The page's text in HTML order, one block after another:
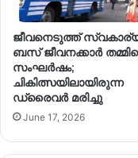
ജീവനെടുത്ത്
ബസ് ജീവനക്കാർ
സംഘർഷം;
ചികിത്സയിലായിരുന്ന
ഡ്രൈവർ മരിച്ചു
June 17, 2026